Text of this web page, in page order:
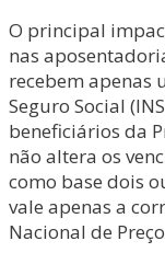
O principal
nas
recebem apenas
Seguro Social
beneficiários da
não altera os
como base dois
vale apenas a
Nacional de